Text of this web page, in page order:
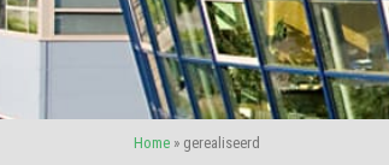
Home » gerealiseerd